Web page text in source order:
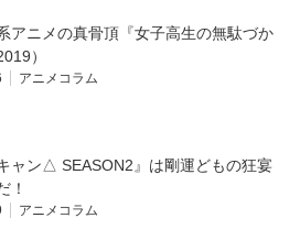
アニメの真骨頂『女子高生の無駄づか
）
アニメコラム
キャン△ SEASON2』は剛運どもの狂宴
！
アニメコラム